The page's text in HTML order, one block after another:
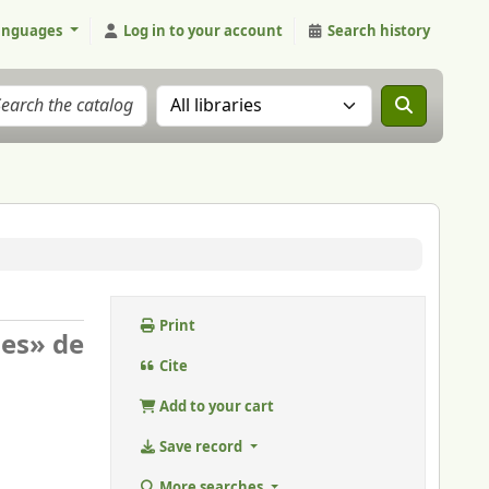
Log in to your account Search history
Search the catalog in:
de
Print
Cite
Add to your cart
Save record